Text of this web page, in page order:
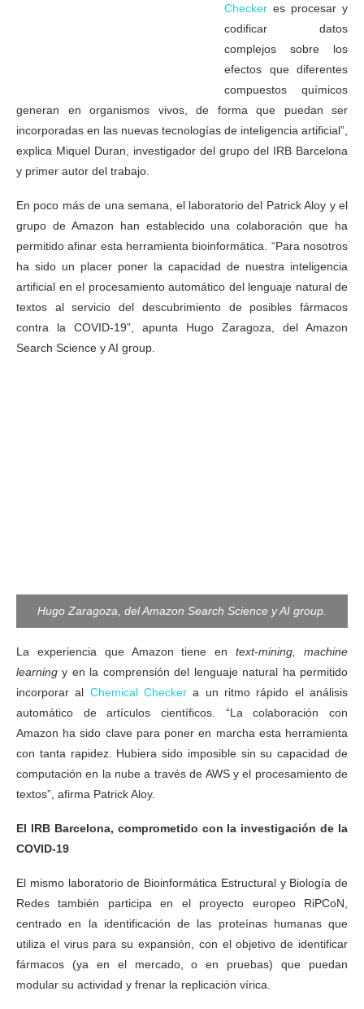
Checker es procesar y
codificar datos
complejos sobre los
efectos que diferentes
compuestos químicos
generan en organismos vivos, de forma que puedan ser
incorporadas en las nuevas tecnologías de inteligencia artificial”,
explica Miquel Duran, investigador del grupo del IRB Barcelona
y primer autor del trabajo.
En poco más de una semana, el laboratorio del Patrick Aloy y el
grupo de Amazon han establecido una colaboración que ha
permitido afinar esta herramienta bioinformática. “Para nosotros
ha sido un placer poner la capacidad de nuestra inteligencia
artificial en el procesamiento automático del lenguaje natural de
textos al servicio del descubrimiento de posibles fármacos
contra la COVID-19”, apunta Hugo Zaragoza, del Amazon
Search Science y AI group.
Hugo Zaragoza, del Amazon Search Science y AI group.
La experiencia que Amazon tiene entext-mining, machine
learningy en la comprensión del lenguaje natural ha permitido
incorporar al Chemical Checkera un ritmo rápido el análisis
automático de artículos científicos. “La colaboración con
Amazon ha sido clave para poner en marcha esta herramienta
con tanta rapidez. Hubiera sido imposible sin su capacidad de
computación en la nube a través de AWS y el procesamiento de
textos”, afirma Patrick Aloy.
El IRB Barcelona, comprometido con la investigación de la
COVID-19
El mismo laboratorio de Bioinformática Estructural y Biología de
Redes también participa en el proyecto europeo RiPCoN,
centrado en la identificación de las proteínas humanas que
utiliza el virus para su expansión, con el objetivo de identificar
fármacos (ya en el mercado, o en pruebas) que puedan
modular su actividad y frenar la replicación vírica.